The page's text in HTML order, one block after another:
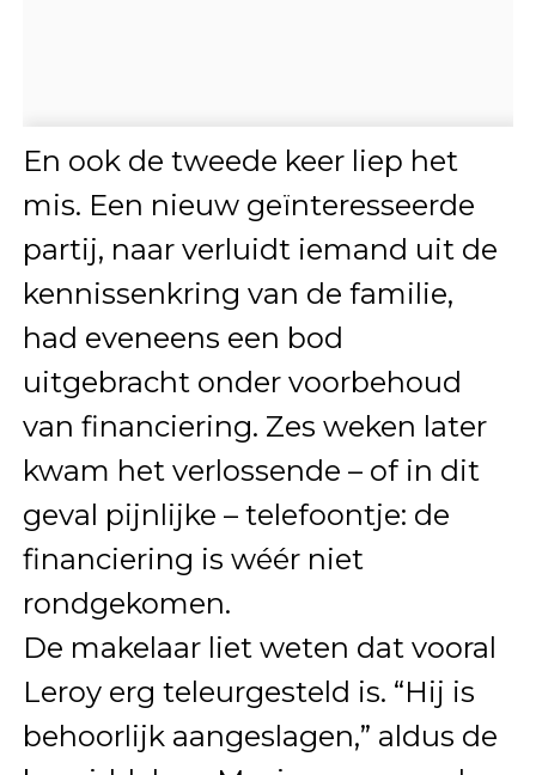
En ook de tweede keer liep het
mis. Een nieuw geïnteresseerde
partij, naar verluidt iemand uit de
kennissenkring van de familie,
had eveneens een bod
uitgebracht onder voorbehoud
van financiering. Zes weken later
kwam het verlossende – of in dit
geval pijnlijke – telefoontje: de
financiering is wéér niet
rondgekomen.
De makelaar liet weten dat vooral
Leroy erg teleurgesteld is. “Hij is
behoorlijk aangeslagen,” aldus de